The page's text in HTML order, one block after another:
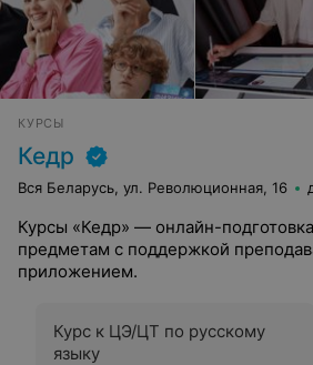
КУРСЫ
Кедр
Вся Беларусь, ул. Революционная, 16
Курсы «Кедр» — онлайн-
предметам с поддержкой
приложением.
Курс к ЦЭ/ЦТ по русскому
языку